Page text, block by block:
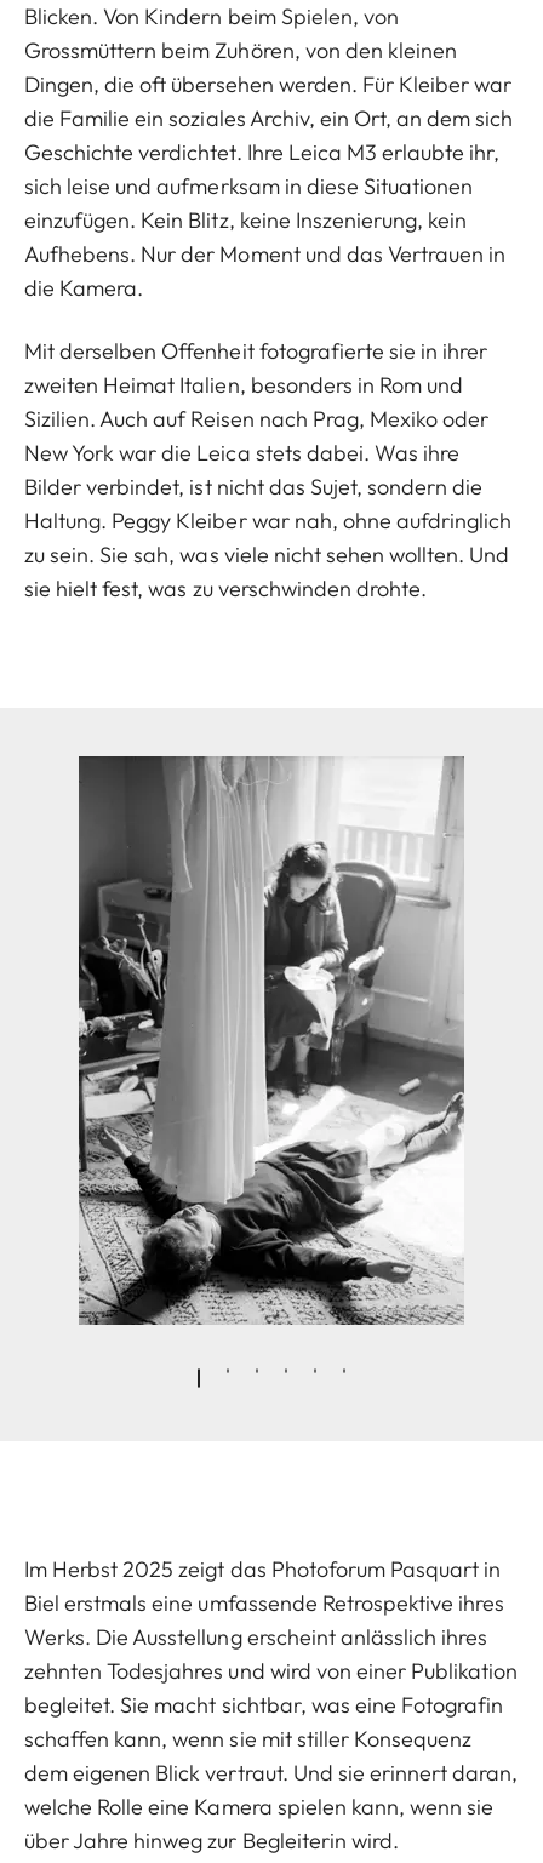
Blicken. Von Kindern beim Spielen, von
Grossmüttern beim Zuhören, von den kleinen
Dingen, die oft übersehen werden. Für Kleiber war
die Familie ein soziales Archiv, ein Ort, an dem sich
Geschichte verdichtet. Ihre Leica M3 erlaubte ihr,
sich leise und aufmerksam in diese Situationen
einzufügen. Kein Blitz, keine Inszenierung, kein
Aufhebens. Nur der Moment und das Vertrauen in
die Kamera.
Mit derselben Offenheit fotografierte sie in ihrer
zweiten Heimat Italien, besonders in Rom und
Sizilien. Auch auf Reisen nach Prag, Mexiko oder
New York war die Leica stets dabei. Was ihre
Bilder verbindet, ist nicht das Sujet, sondern die
Haltung. Peggy Kleiber war nah, ohne aufdringlich
zu sein. Sie sah, was viele nicht sehen wollten. Und
sie hielt fest, was zu verschwinden drohte.
Im Herbst 2025 zeigt das Photoforum Pasquart in
Biel erstmals eine umfassende Retrospektive ihres
Werks. Die Ausstellung erscheint anlässlich ihres
zehnten Todesjahres und wird von einer Publikation
begleitet. Sie macht sichtbar, was eine Fotografin
schaffen kann, wenn sie mit stiller Konsequenz
dem eigenen Blick vertraut. Und sie erinnert daran,
welche Rolle eine Kamera spielen kann, wenn sie
über Jahre hinweg zur Begleiterin wird.